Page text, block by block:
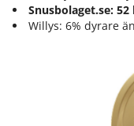
Snusbolaget.se:
Willys: 6% dyrare